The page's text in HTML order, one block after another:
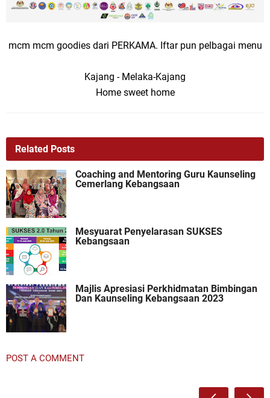
mcm mcm goodies dari PERKAMA. Iftar pun pelbagai menu
Kajang - Melaka-Kajang
Home sweet home
Related Posts
Coaching and Mentoring Guru Kaunseling
Cemerlang Kebangsaan
Mesyuarat Penyelarasan SUKSES
Kebangsaan
Majlis Apresiasi Perkhidmatan Bimbingan
Dan Kaunseling Kebangsaan 2023
POST A COMMENT